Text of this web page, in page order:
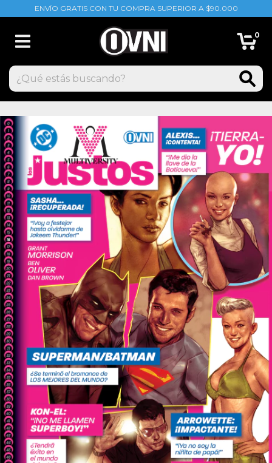
ENVÍO GRATIS CON TU COMPRA SUPERIOR A $90.000
0